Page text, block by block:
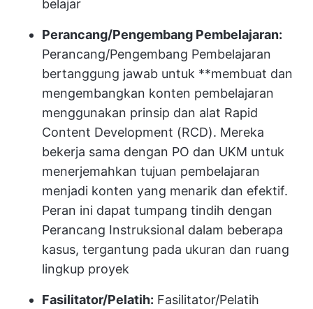
belajar
Perancang/Pengembang Pembelajaran:
Perancang/Pengembang Pembelajaran
bertanggung jawab untuk **membuat dan
mengembangkan konten pembelajaran
menggunakan prinsip dan alat Rapid
Content Development (RCD). Mereka
bekerja sama dengan PO dan UKM untuk
menerjemahkan tujuan pembelajaran
menjadi konten yang menarik dan efektif.
Peran ini dapat tumpang tindih dengan
Perancang Instruksional dalam beberapa
kasus, tergantung pada ukuran dan ruang
lingkup proyek
Fasilitator/Pelatih: Fasilitator/Pelatih